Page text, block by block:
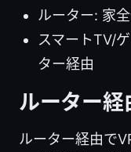
ルーター: 家
スマートTV/
ター経由
ルーター経
ルーター経由で